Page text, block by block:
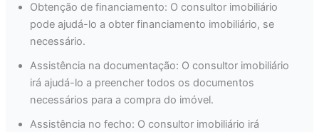
Obtenção de financiamento: O consultor imobiliário
pode ajudá-lo a obter financiamento imobiliário, se
necessário.
Assistência na documentação: O consultor imobiliário
irá ajudá-lo a preencher todos os documentos
necessários para a compra do imóvel.
Assistência no fecho: O consultor imobiliário irá